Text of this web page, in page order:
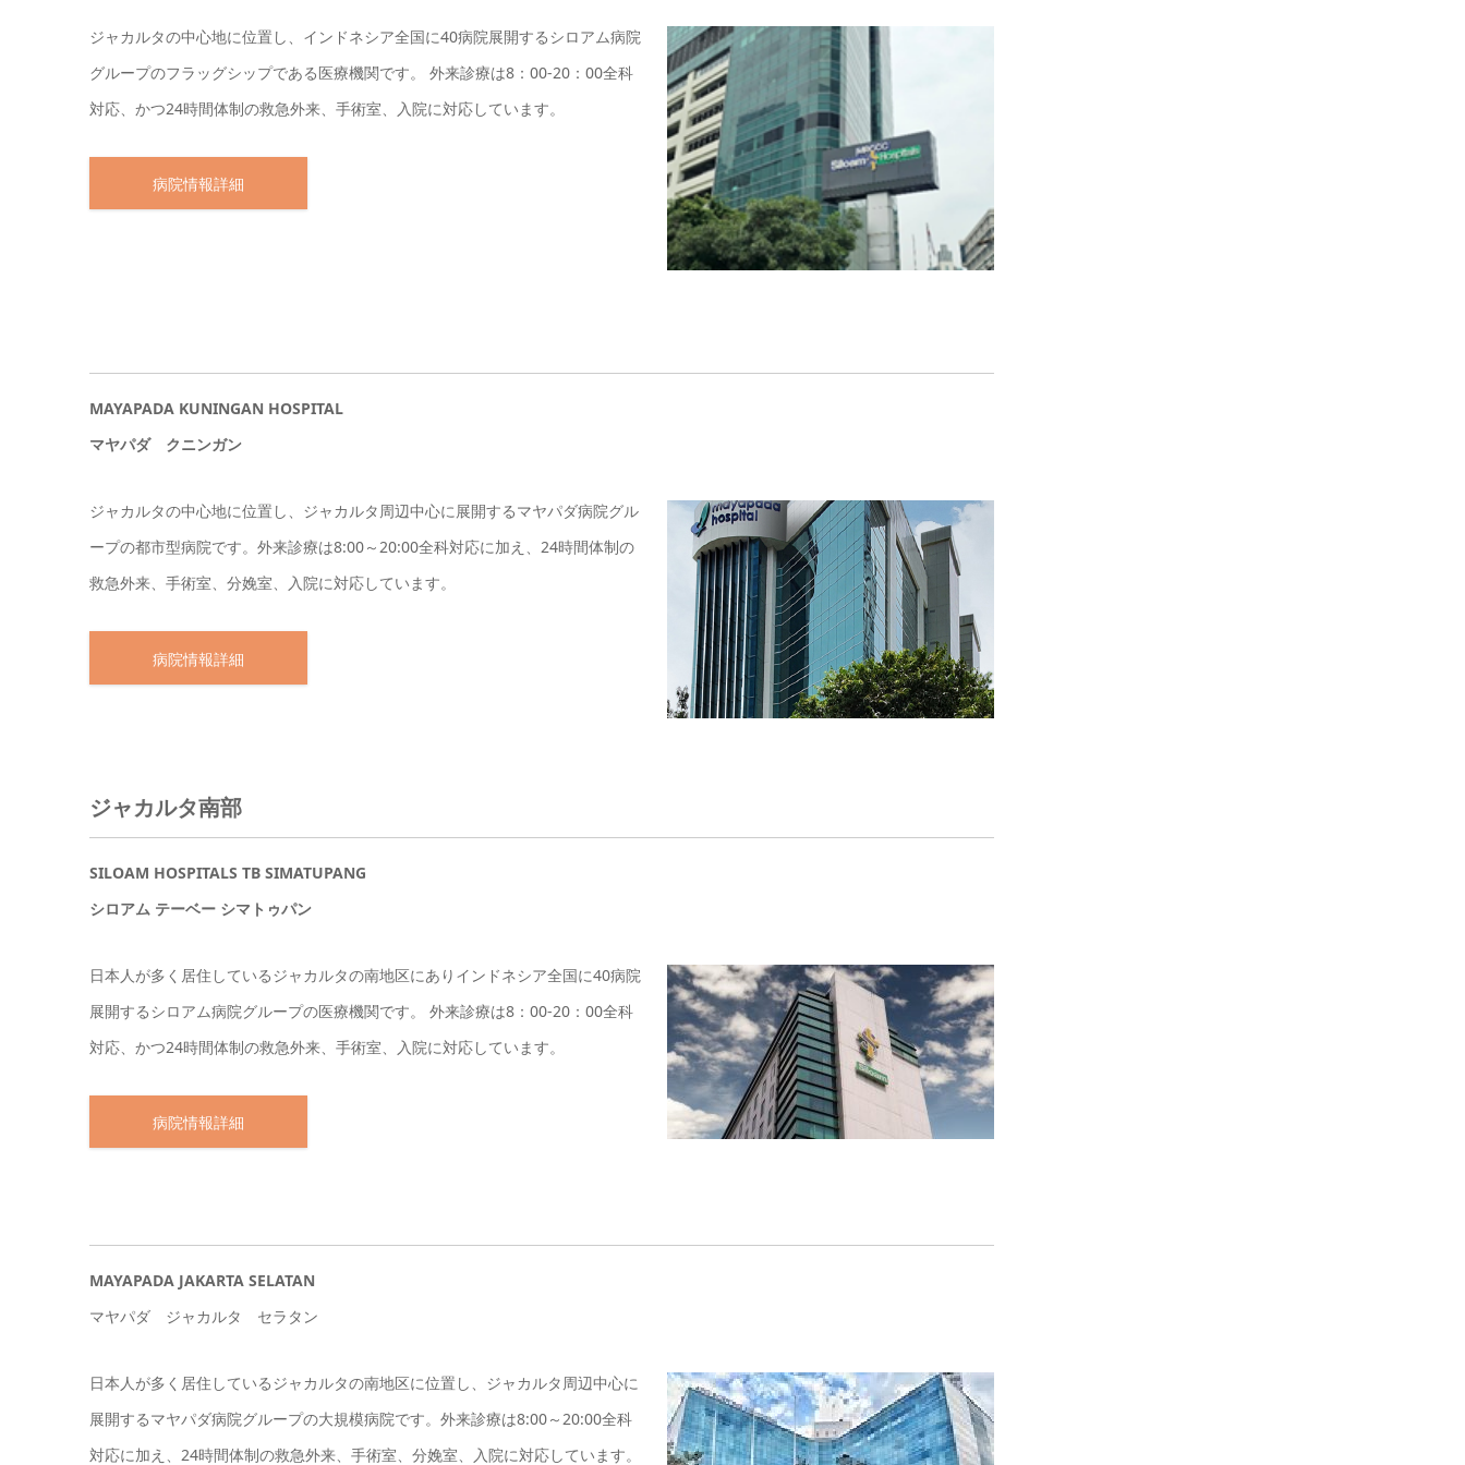
ジャカルタの中心地に位置し、インドネシア全国に40病院展開するシロアム病院
グループのフラッグシップである医療機関です。 外来診療は8：00-20：00全科
対応、かつ24時間体制の救急外来、手術室、入院に対応しています。
病院情報詳細
MAYAPADA KUNINGAN HOSPITAL
マヤパダ クニンガン
ジャカルタの中心地に位置し、ジャカルタ周辺中心に展開するマヤパダ病院グル
ープの都市型病院です。外来診療は8:00～20:00全科対応に加え、24時間体制の
救急外来、手術室、分娩室、入院に対応しています。
病院情報詳細
ジャカルタ南部
SILOAM HOSPITALS TB SIMATUPANG
シロアム テーベー シマトゥパン
日本人が多く居住しているジャカルタの南地区にありインドネシア全国に40病院
展開するシロアム病院グループの医療機関です。 外来診療は8：00-20：00全科
対応、かつ24時間体制の救急外来、手術室、入院に対応しています。
病院情報詳細
MAYAPADA JAKARTA SELATAN
マヤパダ ジャカルタ セラタン
日本人が多く居住しているジャカルタの南地区に位置し、ジャカルタ周辺中心に
展開するマヤパダ病院グループの大規模病院です。外来診療は8:00～20:00全科
対応に加え、24時間体制の救急外来、手術室、分娩室、入院に対応しています。